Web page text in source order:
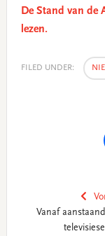
De Stand van de
lezen.
FILED UNDER:
Vanaf